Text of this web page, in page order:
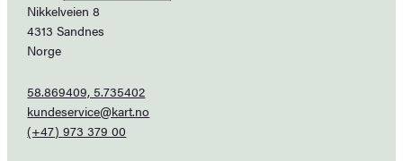
Nikkelveien 8
4313 Sandnes
Norge
58.869409, 5.735402
kundeservice@kart.no
(+47) 973 379 00